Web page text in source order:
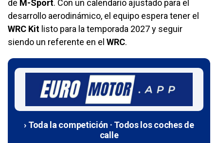
de M-Sport. Con un calendario ajustado para el
desarrollo aerodinámico, el equipo espera tener el
WRC Kit listo para la temporada 2027 y seguir
siendo un referente en el WRC.
› Toda la competición · Todos los coches de
calle